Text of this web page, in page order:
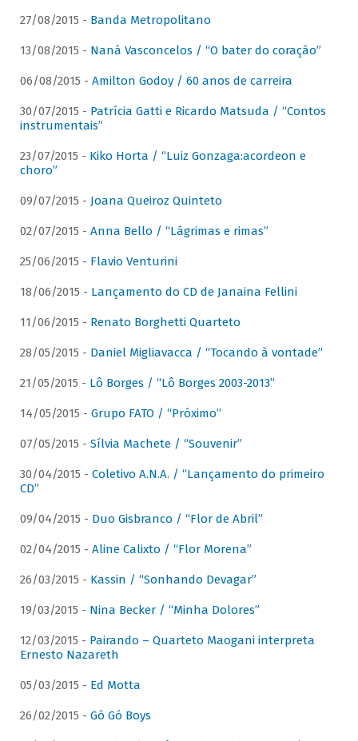
27/08/2015 - Banda Metropolitano
13/08/2015 - Naná Vasconcelos / “O bater do coração”
06/08/2015 - Amilton Godoy / 60 anos de carreira
30/07/2015 - Patrícia Gatti e Ricardo Matsuda / “Contos
instrumentais”
23/07/2015 - Kiko Horta / “Luiz Gonzaga:acordeon e
choro”
09/07/2015 - Joana Queiroz Quinteto
02/07/2015 - Anna Bello / “Lágrimas e rimas”
25/06/2015 - Flavio Venturini
18/06/2015 - Lançamento do CD de Janaina Fellini
11/06/2015 - Renato Borghetti Quarteto
28/05/2015 - Daniel Migliavacca / “Tocando à vontade”
21/05/2015 - Lô Borges / “Lô Borges 2003-2013”
14/05/2015 - Grupo FATO / “Próximo”
07/05/2015 - Sílvia Machete / “Souvenir”
30/04/2015 - Coletivo A.N.A. / “Lançamento do primeiro
CD”
09/04/2015 - Duo Gisbranco / “Flor de Abril”
02/04/2015 - Aline Calixto / “Flor Morena”
26/03/2015 - Kassin / “Sonhando Devagar”
19/03/2015 - Nina Becker / “Minha Dolores”
12/03/2015 - Pairando – Quarteto Maogani interpreta
Ernesto Nazareth
05/03/2015 - Ed Motta
26/02/2015 - Gó Gó Boys